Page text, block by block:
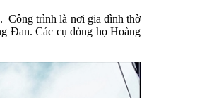
Công trình là nơi gia đình thờ
Đan. Các cụ dòng họ Hoàng